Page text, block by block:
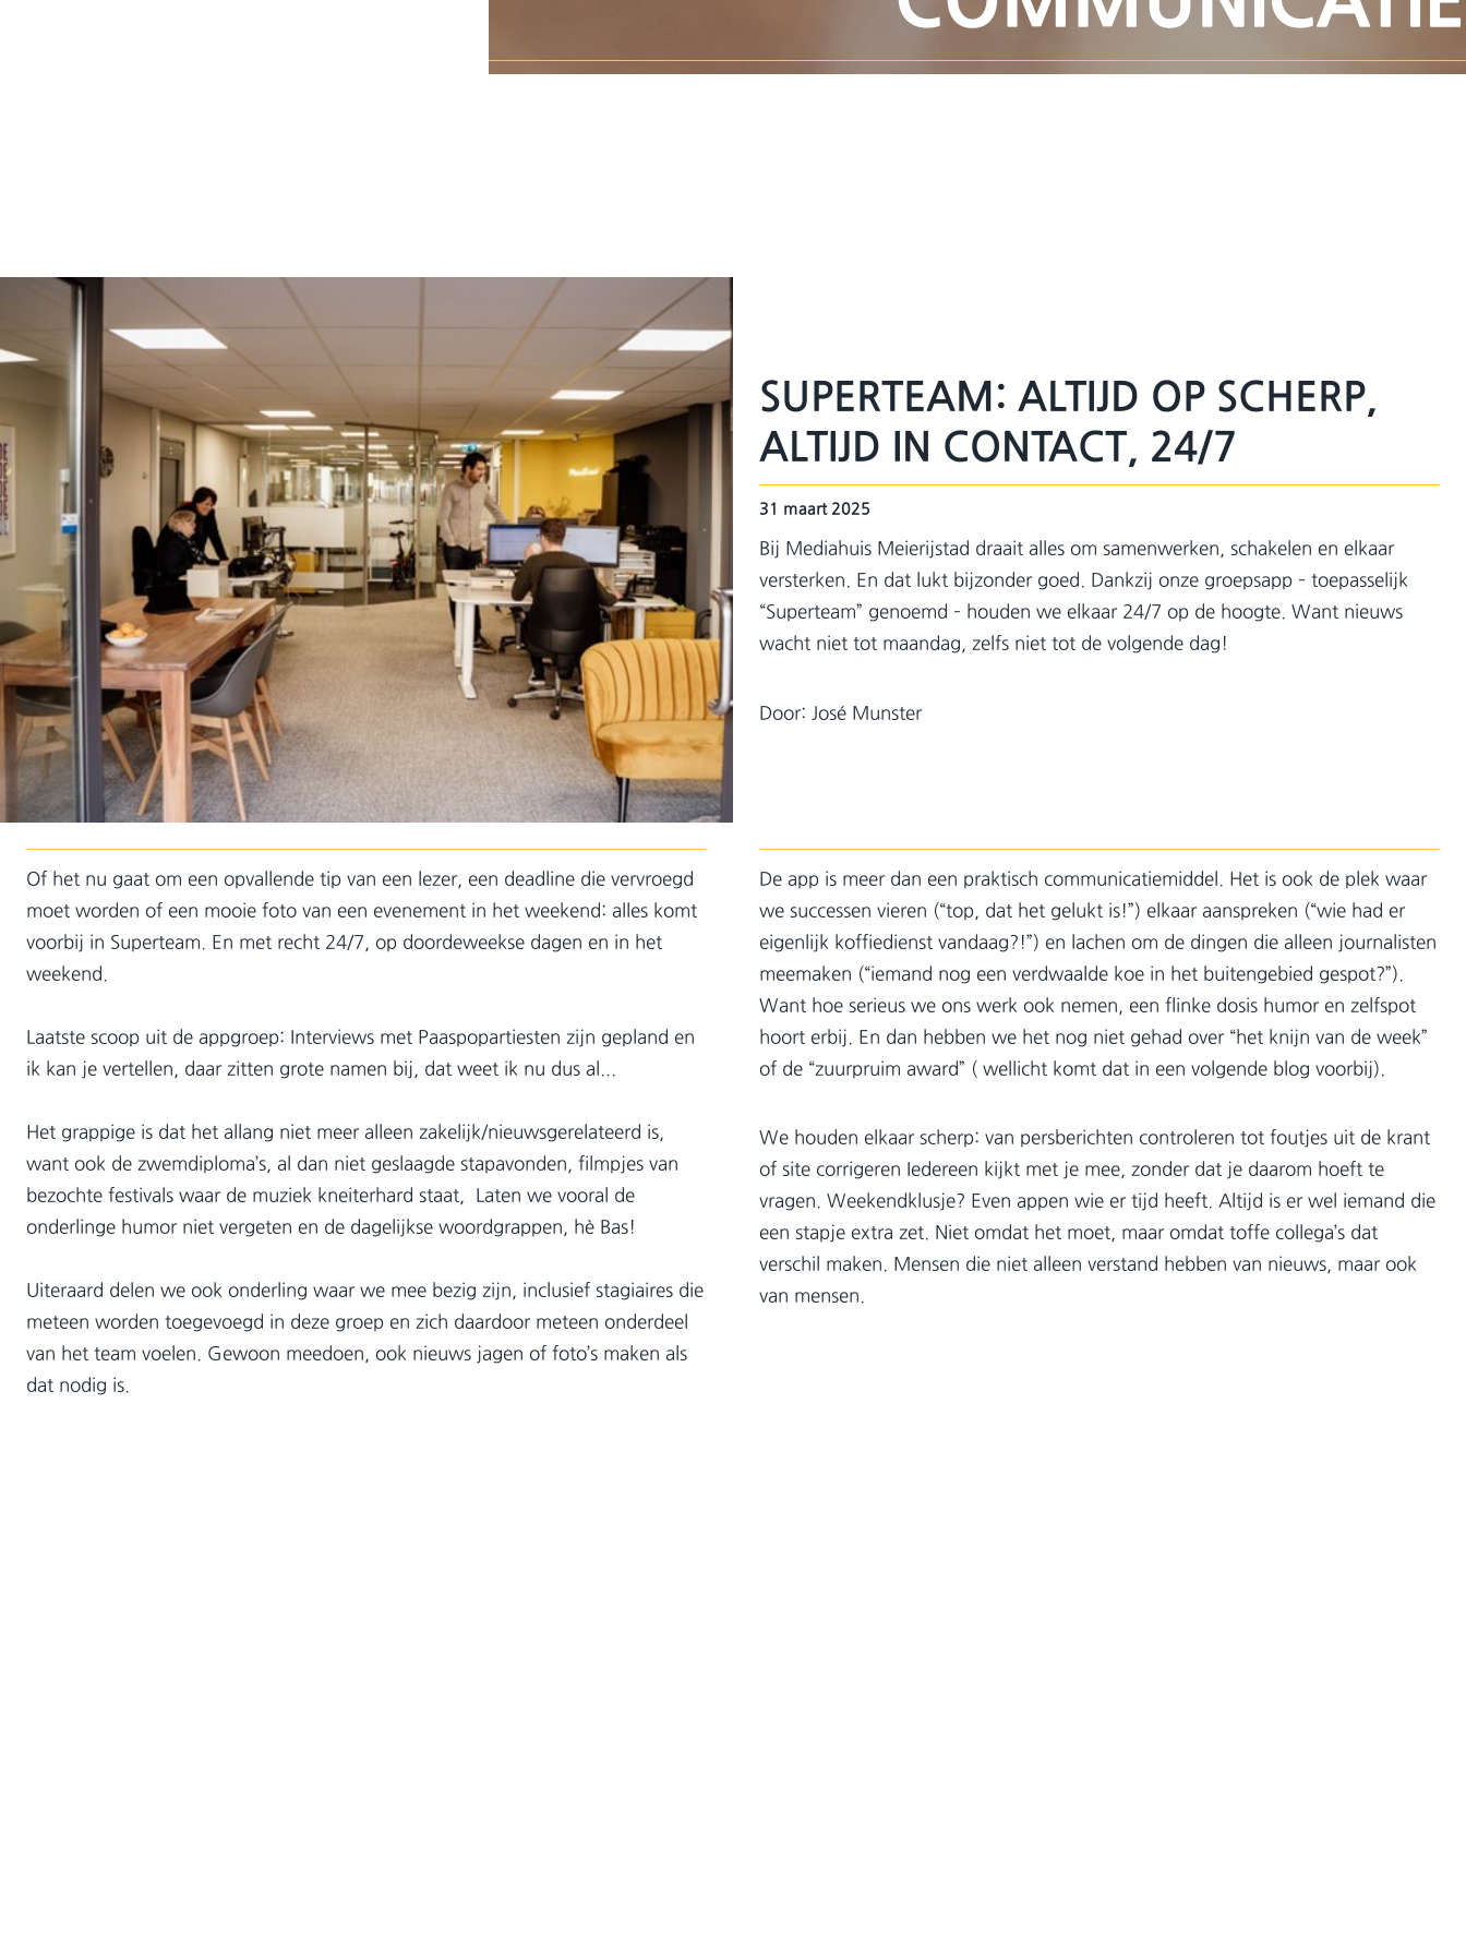
SUPERTEAM: ALTIJD OP SCHERP,
ALTIJD IN CONTACT, 24/7
31 maart 2025
Bij Mediahuis Meierijstad draait alles om samenwerken, schakelen en elkaar
versterken. En dat lukt bijzonder goed. Dankzij onze groepsapp – toepasselijk
“Superteam” genoemd – houden we elkaar 24/7 op de hoogte. Want nieuws
wacht niet tot maandag, zelfs niet tot de volgende dag!
Door: José Munster
Of het nu gaat om een opvallende tip van een lezer, een deadline die vervroegd
moet worden of een mooie foto van een evenement in het weekend: alles komt
voorbij in Superteam. En met recht 24/7, op doordeweekse dagen en in het
weekend.
Laatste scoop uit de appgroep: Interviews met Paaspopartiesten zijn gepland en
ik kan je vertellen, daar zitten grote namen bij, dat weet ik nu dus al...
Het grappige is dat het allang niet meer alleen zakelijk/nieuwsgerelateerd is,
want ook de zwemdiploma’s, al dan niet geslaagde stapavonden, filmpjes van
bezochte festivals waar de muziek kneiterhard staat, Laten we vooral de
onderlinge humor niet vergeten en de dagelijkse woordgrappen, hè Bas!
Uiteraard delen we ook onderling waar we mee bezig zijn, inclusief stagiaires die
meteen worden toegevoegd in deze groep en zich daardoor meteen onderdeel
van het team voelen. Gewoon meedoen, ook nieuws jagen of foto’s maken als
dat nodig is.
De app is meer dan een praktisch communicatiemiddel. Het is ook de plek waar
we successen vieren (“top, dat het gelukt is!”) elkaar aanspreken (“wie had er
eigenlijk koffiedienst vandaag?!”) en lachen om de dingen die alleen journalisten
meemaken (“iemand nog een verdwaalde koe in het buitengebied gespot?”).
Want hoe serieus we ons werk ook nemen, een flinke dosis humor en zelfspot
hoort erbij. En dan hebben we het nog niet gehad over “het knijn van de week”
of de “zuurpruim award” ( wellicht komt dat in een volgende blog voorbij).
We houden elkaar scherp: van persberichten controleren tot foutjes uit de krant
of site corrigeren Iedereen kijkt met je mee, zonder dat je daarom hoeft te
vragen. Weekendklusje? Even appen wie er tijd heeft. Altijd is er wel iemand die
een stapje extra zet. Niet omdat het moet, maar omdat toffe collega’s dat
verschil maken. Mensen die niet alleen verstand hebben van nieuws, maar ook
van mensen.